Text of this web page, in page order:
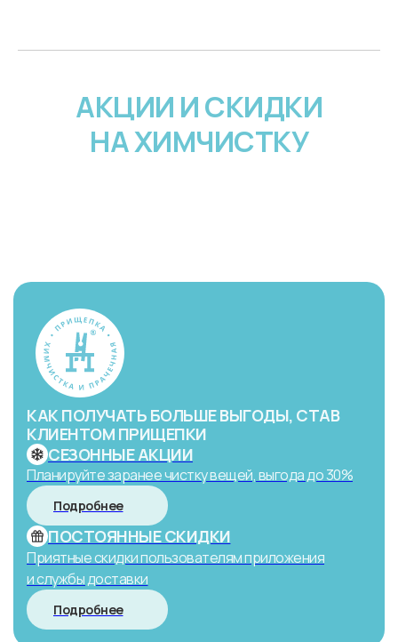
АКЦИИ И СКИДКИ
НА ХИМЧИСТКУ
СЕЗОННЫЕ АКЦИИ
Планируйте заранее чистку вещей, выгода до 30%
Подробнее
ПОСТОЯННЫЕ СКИДКИ
Приятные скидки пользователям приложения
и службы доставки
Подробнее
КАК ПОЛУЧАТЬ БОЛЬШЕ ВЫГОДЫ, СТАВ
КЛИЕНТОМ ПРИЩЕПКИ